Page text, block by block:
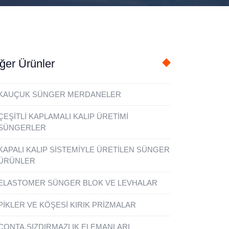
Ürünler
SÜNGER MERDANELER
KAPLAMALI KALIP ÜRETİMİ
KALIP SİSTEMİYLE ÜRETİLEN SÜNGER
SÜNGER BLOK VE LEVHALAR
VE KÖŞESİ KIRIK PRİZMALAR
ELEMANLARI